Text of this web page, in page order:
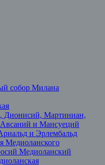
собор Милана
Дионисий, Мартиниан,
и Мансуеций
и Эрлембальд
Медиоланского
Медиоланский